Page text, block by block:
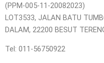
(PPM-005-11-20082023)
LOT3533, JALAN BATU
DALAM, 22200 BESUT
Tel: 011-56750922